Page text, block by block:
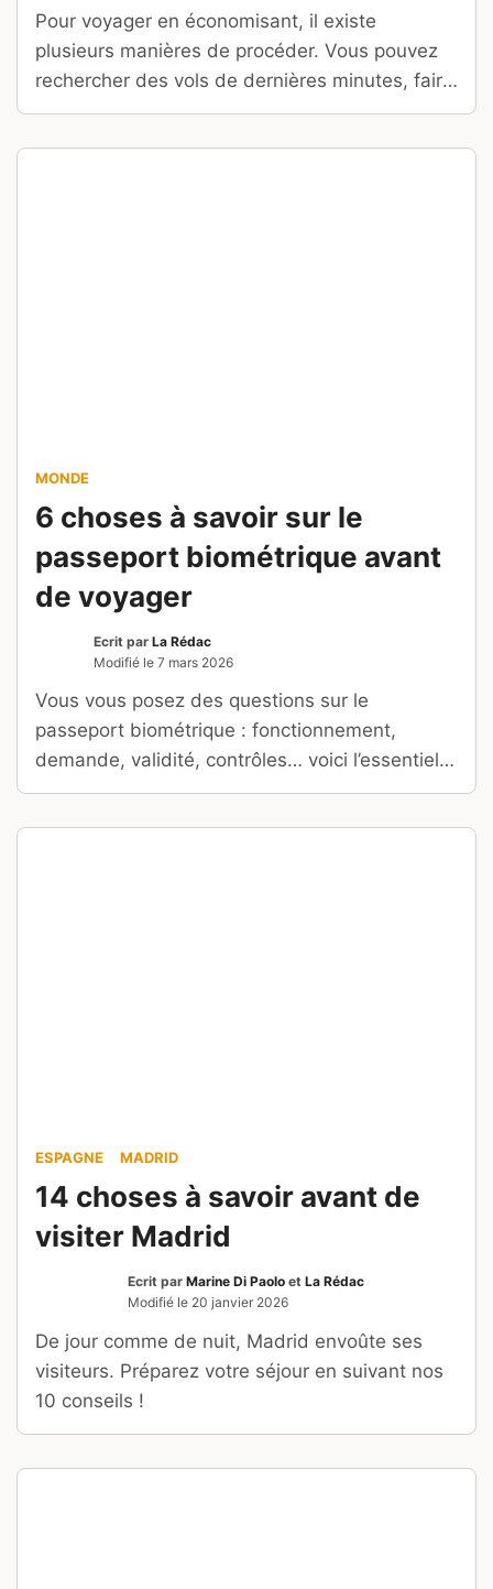
Pour voyager en économisant, il existe
plusieurs manières de procéder. Vous pouvez
rechercher des vols de dernières minutes, faire
des achats groupés ou créer votre voyage
MONDE
6 choses à savoir sur le
passeport biométrique avant
de voyager
Ecrit par La Rédac
Modifié le 7 mars 2026
Vous vous posez des questions sur le
passeport biométrique : fonctionnement,
demande, validité, contrôles… voici l’essentiel à
connaître avant de partir à l’étranger.
ESPAGNE MADRID
14 choses à savoir avant de
visiter Madrid
Ecrit par Marine Di Paolo et La Rédac
Modifié le 20 janvier 2026
De jour comme de nuit, Madrid envoûte ses
visiteurs. Préparez votre séjour en suivant nos
10 conseils !